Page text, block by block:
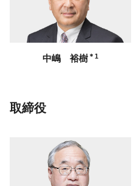
中嶋 裕樹＊1
取締役